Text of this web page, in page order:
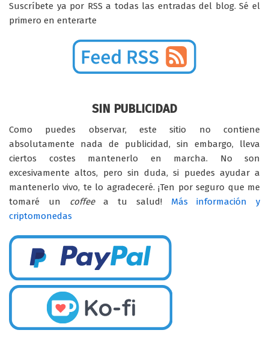
Suscríbete ya por RSS a todas las entradas del blog. Sé el
primero en enterarte
SIN PUBLICIDAD
Como puedes observar, este sitio no contiene
absolutamente nada de publicidad, sin embargo, lleva
ciertos costes mantenerlo en marcha. No son
excesivamente altos, pero sin duda, si puedes ayudar a
mantenerlo vivo, te lo agradeceré. ¡Ten por seguro que me
tomaré un coffeea tu salud! Más información y
criptomonedas